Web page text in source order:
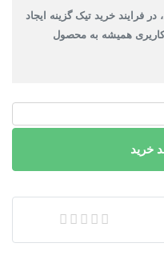
خرید تیک گزینه ایجاد
همیشه به محصول
خرید